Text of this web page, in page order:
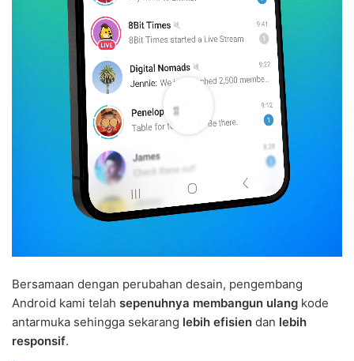
Bersamaan dengan perubahan desain, pengembang
Android kami telah sepenuhnya membangun ulang kode
antarmuka sehingga sekarang lebih efisien dan lebih
responsif.